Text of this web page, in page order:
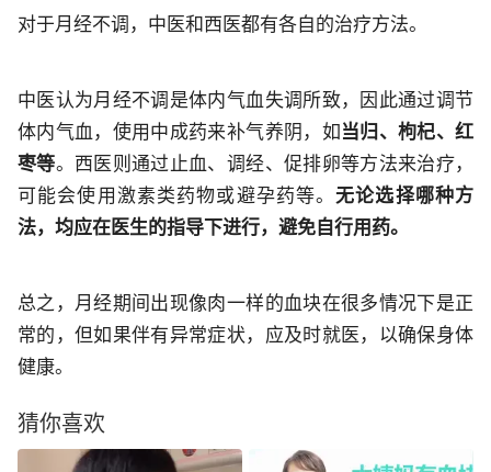
对于月经不调，中医和西医都有各自的治疗方法。
中医认为月经不调是体内气血失调所致，因此通过调节
体内气血，使用中成药来补气养阴，如 当归、枸杞、红
枣等。西医则通过止血、调经、促排卵等方法来治疗，
可能会使用激素类药物或避孕药等。无论选择哪种方
法，均应在医生的指导下进行，避免自行用药。
总之，月经期间出现像肉一样的血块在很多情况下是正
常的，但如果伴有异常症状，应及时就医，以确保身体
健康。
猜你喜欢